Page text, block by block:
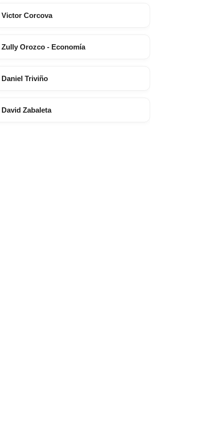
Victor Corcova
Zully Orozco - Economía
Daniel Triviño
David Zabaleta